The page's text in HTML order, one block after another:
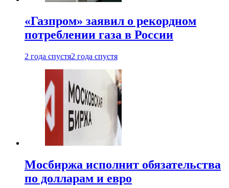
«Газпром» заявил о рекордном
потреблении газа в России
2 года спустя2 года спустя
Мосбиржа исполнит обязательства
по долларам и евро